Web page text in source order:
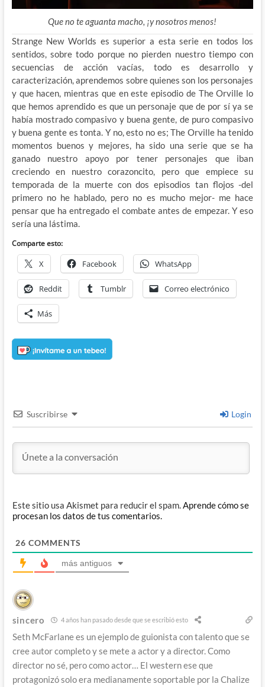
Que no te aguanta macho, ¡y nosotros menos!
Strange New Worlds es superior a esta serie en todos los
sentidos, sobre todo porque no pierden nuestro tiempo con
secuencias de acción vacías, todo es desarrollo y
caracterización, aprendemos sobre quienes son los personajes
y que hacen, mientras que en este episodio de The Orville lo
que hemos aprendido es que un personaje que de por sí ya se
había mostrado compasivo y buena gente, de puro compasivo
y buena gente es tonta. Y no, esto no es; The Orville ha tenido
momentos buenos y mejores, ha sido una serie que se ha
ganado nuestro apoyo por tener personajes que iban
creciendo en nuestro corazoncito, pero que empiece su
temporada de la muerte con dos episodios tan flojos -del
primero no he hablado, pero no es mucho mejor- me hace
pensar que ha entregado el combate antes de empezar. Y eso
sería una lástima.
Comparte esto:
X Facebook WhatsApp
Reddit Tumblr Correo electrónico
Más
Suscribirse Login
Este sitio usa Akismet para reducir el spam.Aprende cómo se
procesan los datos de tus comentarios.
26 COMMENTS
más antiguos
sincero 4 años han pasado desde que se escribió esto
Seth McFarlane es un ejemplo de guionista con talento que se
cree autor completo y se mete a actor y a director. Como
director no sé, pero como actor… El western ese que
protagonizó solo era medianamente soportable por la Chalize